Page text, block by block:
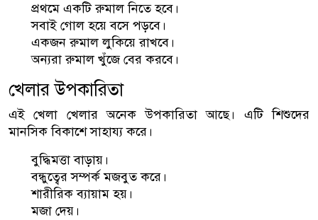
প্রথমে একটি রুমাল নিতে হবে।
সবাই গোল হয়ে বসে পড়বে।
একজন রুমাল লুকিয়ে রাখবে।
অন্যরা রুমাল খুঁজে বের করবে।
খেলার উপকারিতা
এই খেলা খেলার অনেক উপকারিতা আছে। এটি শিশুদের
মানসিক বিকাশে সাহায্য করে।
বুদ্ধিমত্তা বাড়ায়।
বন্ধুত্বের সম্পর্ক মজবুত করে।
শারীরিক ব্যায়াম হয়।
মজা দেয়।